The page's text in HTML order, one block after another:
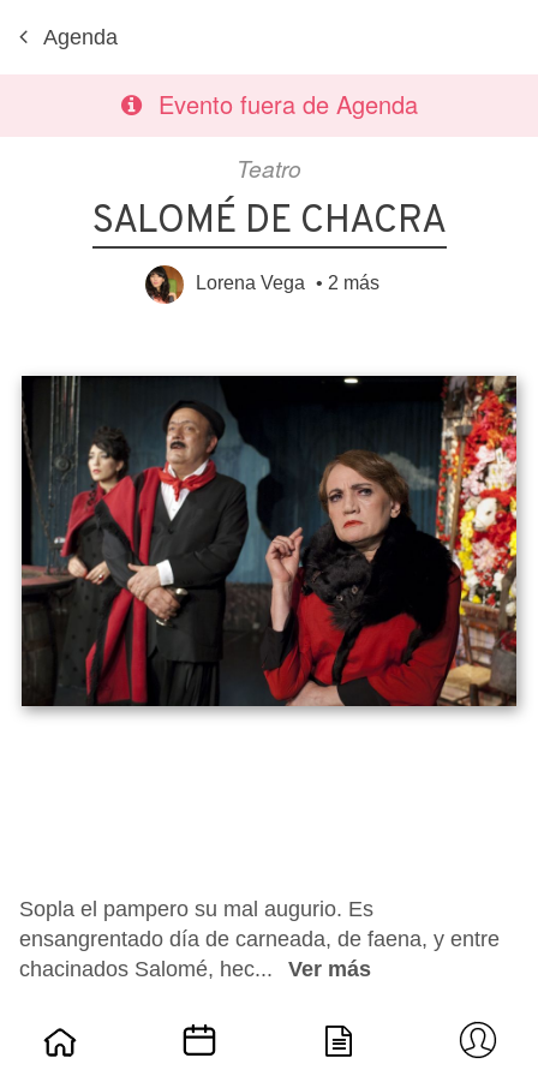
Agenda
Evento fuera de Agenda
Teatro
SALOMÉ DE CHACRA
Lorena Vega • 2 más
Sopla el pampero su mal augurio. Es
ensangrentado día de carneada, de faena, y entre
chacinados Salomé, hec...
Ver más